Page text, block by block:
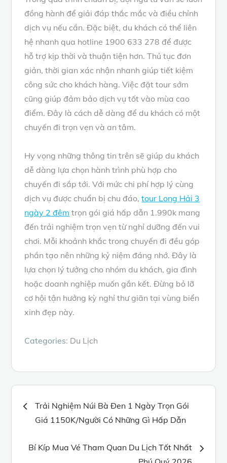
đồng hành để giải đáp thắc mắc và điều chỉnh
dịch vụ nếu cần. Đặc biệt, du khách có thể liên
hệ nhanh qua hotline 1900 633 278 để được
hỗ trợ kịp thời và thuận tiện hơn. Thủ tục đơn
giản, thời gian xác nhận nhanh giúp tiết kiệm
công sức cho khách hàng. Việc đặt tour sớm
cũng giúp đảm bảo dịch vụ tốt vào mùa cao
điểm. Đây là cách dễ dàng để du khách có một
chuyến đi trọn vẹn và an tâm.
Hy vọng những thông tin trên sẽ giúp du khách
dễ dàng lựa chọn hành trình phù hợp cho
chuyến đi sắp tới. Với mức chi phí hợp lý cùng
dịch vụ được chuẩn bị chu đáo,tour Long Hải 3
ngày 2 đêm trọn gói giá hấp dẫn 1.990k mang
đến trải nghiệm trọn vẹn từ nghỉ dưỡng đến vui
chơi. Mỗi khoảnh khắc trong chuyến đi đều góp
phần tạo nên những kỷ niệm đáng nhớ. Đây là
lựa chọn lý tưởng cho nhóm du khách, gia đình
hoặc doanh nghiệp muốn gắn kết. Đừng bỏ lỡ
cơ hội tận hưởng kỳ nghỉ thư giãn tại vùng biển
xinh đẹp này.
Categories: Du Lịch
Điều
hướng
Trải Nghiệm Núi Bà Đen 1 Ngày Trọn Gói
Giá 1150K/Người Có Những Gì Hấp Dẫn
Bí Kíp Mua Vé Tham Quan Du Lịch Tốt Nhất